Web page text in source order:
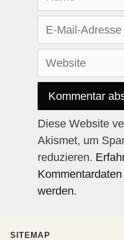
Diese Website
Akismet, um
reduzieren.
werden.
SITEMAP